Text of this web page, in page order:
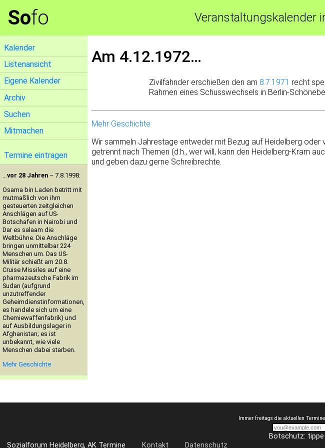
Sofo Veranstaltungskalender
Kalender
Listenansicht
Eigene Kalender
Archiv
Suchen
Mitmachen
Termine eintragen
…vor 28 Jahren – 7.8.1998:
Osama bin Laden betritt mit
mutmaßlich von ihm
gesteuerten zeitgleichen
Anschlägen auf US-
Botschafen in Nairobi und
Dar es salaam die
Weltbühne. Die Anschläge
bringen unmittelbar 224
Menschen um. Das US-
Militär schießt am 20.8.
Cruise Missiles auf eine
pharmazeutsche Fabrik im
Sudan (aufgrund
unzutreffender
Geheimdienstinformationen,
es handele sich um eine
Chemiewaffenfabrik) und
auf Ausbildungslager in
Afghanistan; es ist
unbekannt, wie viele
Menschen dabei starben.
Mehr Geschichte
Am 4.12.1972…
Zivilfahnder erschießen den am 8.7.1971 recht
Rahmen eines Schusswechsels in Berlin-
Mehr Geschichte
Wir sammeln Jahrestage entweder mit Bezug auf Heidelberg
getrennt nach Themen (d.h., wer will, kann den Heidelberg-Kram
und geben dazu gerne Schreibrechte.
Sozialforum Heidelberg, AK Termine Kontakt Datenschutz
Immer freitags die aktuellen
Botschutz: tippe